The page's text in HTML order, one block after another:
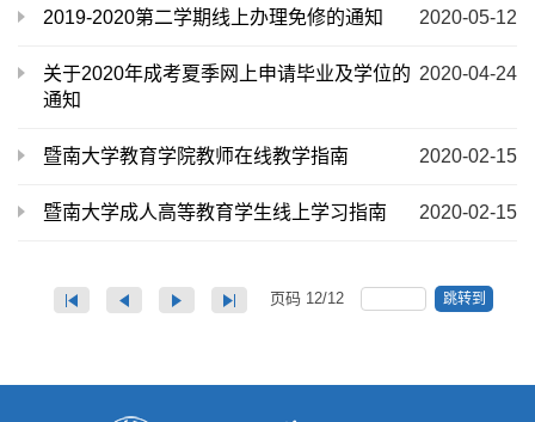
2019-2020第二学期线上办理免修的通知 2020-05-12
关于2020年成考夏季网上申请毕业及学位的
通知
2020-04-24
暨南大学教育学院教师在线教学指南 2020-02-15
暨南大学成人高等教育学生线上学习指南 2020-02-15
页码 12/12 跳转到